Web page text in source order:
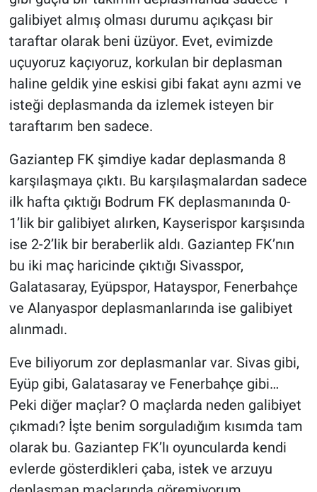
galibiyet almış olması durumu açıkçası bir
taraftar olarak beni üzüyor. Evet, evimizde
uçuyoruz kaçıyoruz, korkulan bir deplasman
haline geldik yine eskisi gibi fakat aynı azmi ve
isteği deplasmanda da izlemek isteyen bir
taraftarım ben sadece.
Gaziantep FK şimdiye kadar deplasmanda 8
karşılaşmaya çıktı. Bu karşılaşmalardan sadece
ilk hafta çıktığı Bodrum FK deplasmanında 0-
1’lik bir galibiyet alırken, Kayserispor karşısında
ise 2-2’lik bir beraberlik aldı. Gaziantep FK’nın
bu iki maç haricinde çıktığı Sivasspor,
Galatasaray, Eyüpspor, Hatayspor, Fenerbahçe
ve Alanyaspor deplasmanlarında ise galibiyet
alınmadı.
Eve biliyorum zor deplasmanlar var. Sivas gibi,
Eyüp gibi, Galatasaray ve Fenerbahçe gibi…
Peki diğer maçlar? O maçlarda neden galibiyet
çıkmadı? İşte benim sorguladığım kısımda tam
olarak bu. Gaziantep FK’lı oyuncularda kendi
evlerde gösterdikleri çaba, istek ve arzuyu